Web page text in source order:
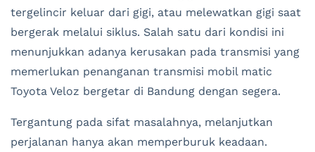
tergelincir keluar dari gigi, atau melewatkan gigi saat
bergerak melalui siklus. Salah satu dari kondisi ini
menunjukkan adanya kerusakan pada transmisi yang
memerlukan penanganan transmisi mobil matic
Toyota Veloz bergetar di Bandung dengan segera.
Tergantung pada sifat masalahnya, melanjutkan
perjalanan hanya akan memperburuk keadaan.